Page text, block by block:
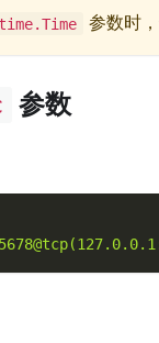
time.Time 参数时
参数